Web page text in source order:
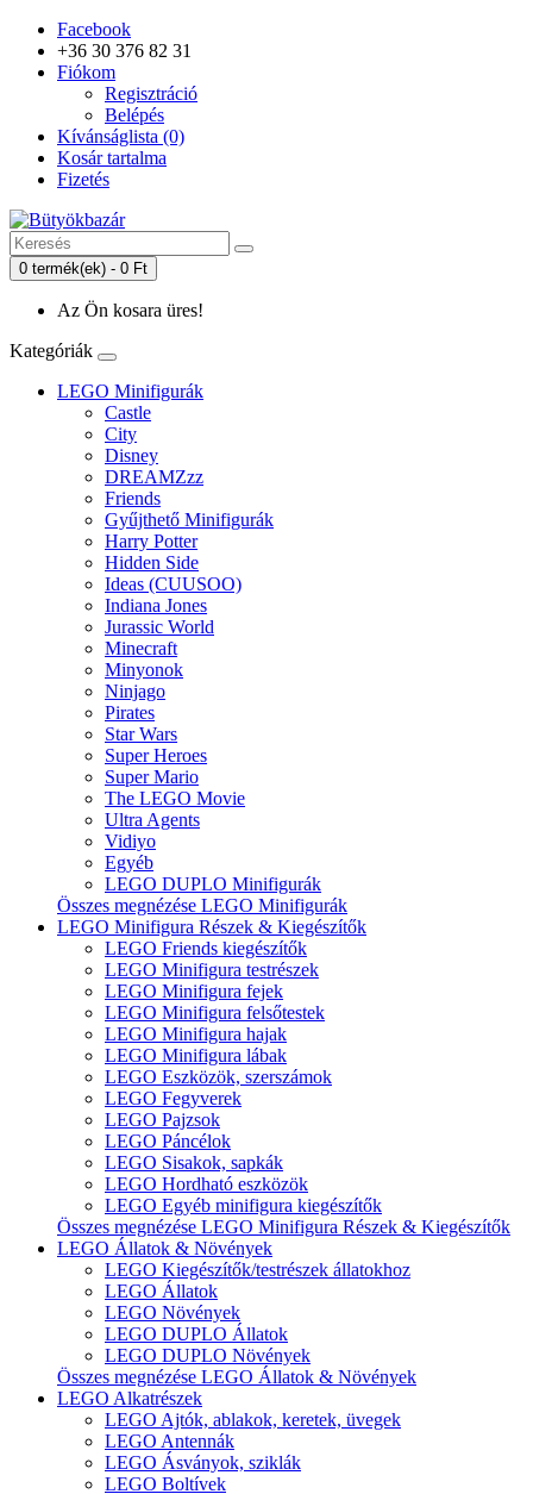
Facebook
+36 30 376 82 31
Fiókom
Regisztráció
Belépés
Kívánságlista (0)
Kosár tartalma
Fizetés
0 termék(ek) - 0 Ft
Az Ön kosara üres!
Kategóriák
LEGO Minifigurák
Castle
City
Disney
DREAMZzz
Friends
Gyűjthető Minifigurák
Harry Potter
Hidden Side
Ideas (CUUSOO)
Indiana Jones
Jurassic World
Minecraft
Minyonok
Ninjago
Pirates
Star Wars
Super Heroes
Super Mario
The LEGO Movie
Ultra Agents
Vidiyo
Egyéb
LEGO DUPLO Minifigurák
Összes megnézése LEGO Minifigurák
LEGO Minifigura Részek & Kiegészítők
LEGO Friends kiegészítők
LEGO Minifigura testrészek
LEGO Minifigura fejek
LEGO Minifigura felsőtestek
LEGO Minifigura hajak
LEGO Minifigura lábak
LEGO Eszközök, szerszámok
LEGO Fegyverek
LEGO Pajzsok
LEGO Páncélok
LEGO Sisakok, sapkák
LEGO Hordható eszközök
LEGO Egyéb minifigura kiegészítők
Összes megnézése LEGO Minifigura Részek & Kiegészítők
LEGO Állatok & Növények
LEGO Kiegészítők/testrészek állatokhoz
LEGO Állatok
LEGO Növények
LEGO DUPLO Állatok
LEGO DUPLO Növények
Összes megnézése LEGO Állatok & Növények
LEGO Alkatrészek
LEGO Ajtók, ablakok, keretek, üvegek
LEGO Antennák
LEGO Ásványok, sziklák
LEGO Boltívek